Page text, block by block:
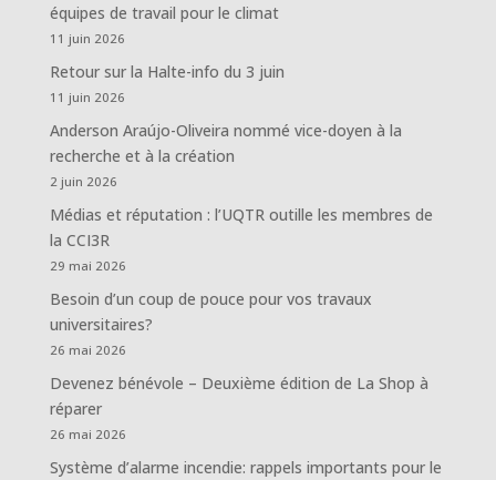
équipes de travail pour le climat
11 juin 2026
Retour sur la Halte-info du 3 juin
11 juin 2026
Anderson Araújo-Oliveira nommé vice-doyen à la
recherche et à la création
2 juin 2026
Médias et réputation : l’UQTR outille les membres de
la CCI3R
29 mai 2026
Besoin d’un coup de pouce pour vos travaux
universitaires?
26 mai 2026
Devenez bénévole – Deuxième édition de La Shop à
réparer
26 mai 2026
Système d’alarme incendie: rappels importants pour le